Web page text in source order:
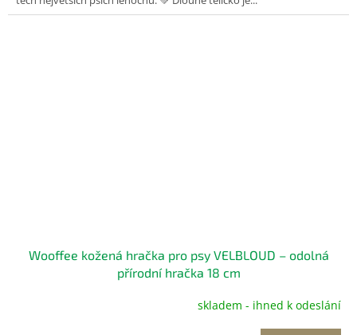
Wooffee kožená hračka pro psy VELBLOUD – odolná
přírodní hračka 18 cm
skladem - ihned k odeslání